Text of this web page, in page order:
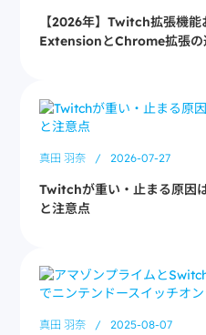
【2026年】Twitch拡張機
ExtensionとChrome拡張の
真田 羽奈 / 2026-07-27
Twitchが重い・止まる原因
と注意点
真田 羽奈 / 2025-08-07